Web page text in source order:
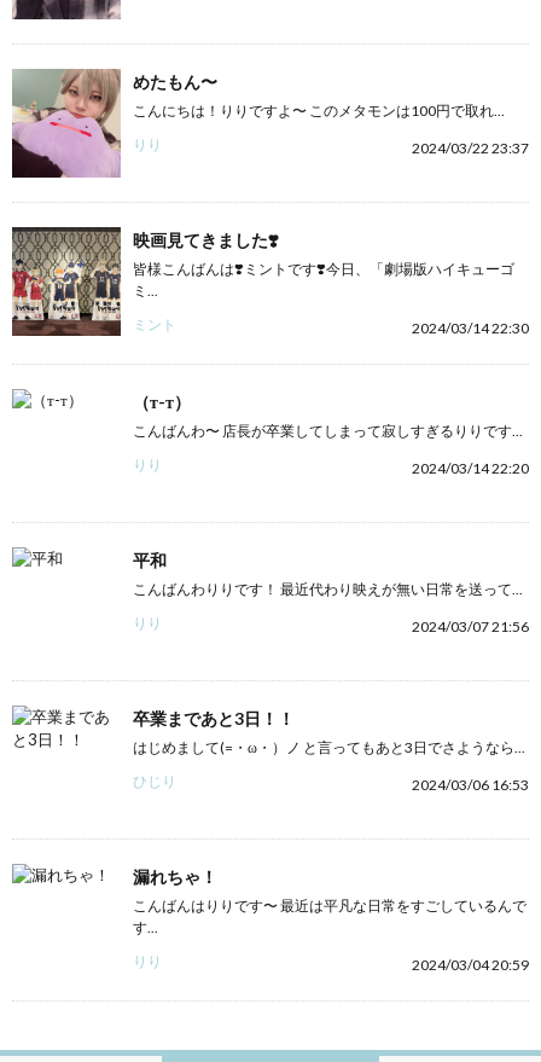
めたもん〜
こんにちは！りりですよ〜 このメタモンは100円で取れ...
りり
2024/03/22 23:37
映画見てきました❣️
皆様こんばんは❣️ミントです❣️今日、「劇場版ハイキューゴ
ミ...
ミント
2024/03/14 22:30
（т-т）
こんばんわ〜 店長が卒業してしまって寂しすぎるりりです...
りり
2024/03/14 22:20
平和
こんばんわりりです！ 最近代わり映えが無い日常を送って...
りり
2024/03/07 21:56
卒業まであと3日！！
はじめまして(=・ω・）ノ と言ってもあと3日でさようなら...
ひじり
2024/03/06 16:53
漏れちゃ！
こんばんはりりです〜 最近は平凡な日常をすごしているんで
す...
りり
2024/03/04 20:59